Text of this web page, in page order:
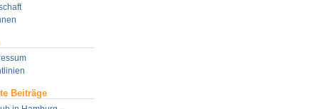
Beiträge